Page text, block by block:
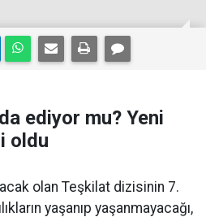
ediyor mu? Yeni
oldu
olan Teşkilat dizisinin 7.
yaşanıp yaşanmayacağı,